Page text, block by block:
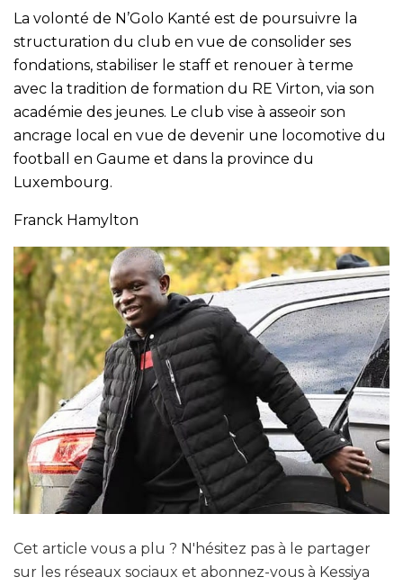
La volonté de N’Golo Kanté est de poursuivre la
structuration du club en vue de consolider ses
fondations, stabiliser le staff et renouer à terme
avec la tradition de formation du RE Virton, via son
académie des jeunes. Le club vise à asseoir son
ancrage local en vue de devenir une locomotive du
football en Gaume et dans la province du
Luxembourg.
Franck Hamylton
Cet article vous a plu ? N'hésitez pas à le partager
sur les réseaux sociaux et abonnez-vous à Kessiya